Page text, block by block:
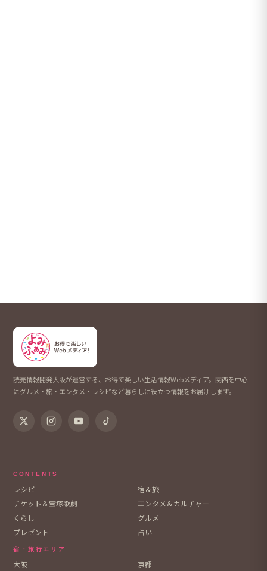
読売情報開発大阪が運営する、お得で楽しい生活情報Webメディア。関西を中心
にグルメ・旅・エンタメ・レシピなど暮らしに役立つ情報をお届けします。
CONTENTS
レシピ
宿＆旅
チケット＆宝塚歌劇
エンタメ＆カルチャー
くらし
グルメ
プレゼント
占い
宿・旅行エリア
大阪 京都